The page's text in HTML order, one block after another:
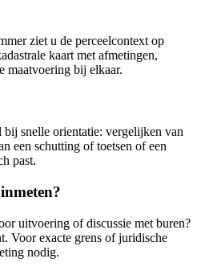
ziet u de perceelcontext op
kaart met afmetingen,
maatvoering bij elkaar.
bij snelle orientatie: vergelijken van
een schutting of toetsen of een
past.
uitvoering of discussie met buren?
Voor exacte grens of juridische
nodig.